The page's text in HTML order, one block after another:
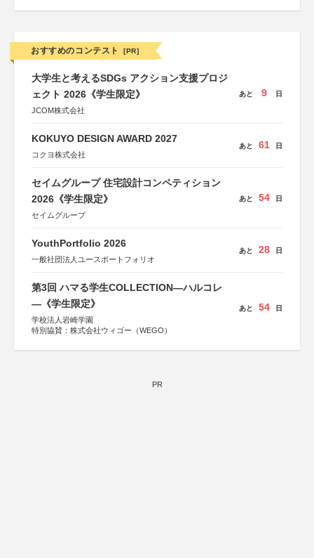
おすすめのコンテスト [PR]
大学生と考えるSDGs アクション支援プロジ
ェクト 2026《学生限定》
JCOM株式会社
あと 9 日
KOKUYO DESIGN AWARD 2027
コクヨ株式会社
あと 61 日
セイムグループ 住宅設計コンペティション
2026《学生限定》
セイムグループ
あと 54 日
YouthPortfolio 2026
一般社団法人ユースポートフォリオ
あと 28 日
第3回 ハマる学生COLLECTION―ハルコレ
―《学生限定》
学校法人岩崎学園
特別協賛：株式会社ウィゴー（WEGO）
あと 54 日
PR